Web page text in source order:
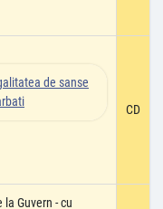
de sanse
CD
Guvern - cu